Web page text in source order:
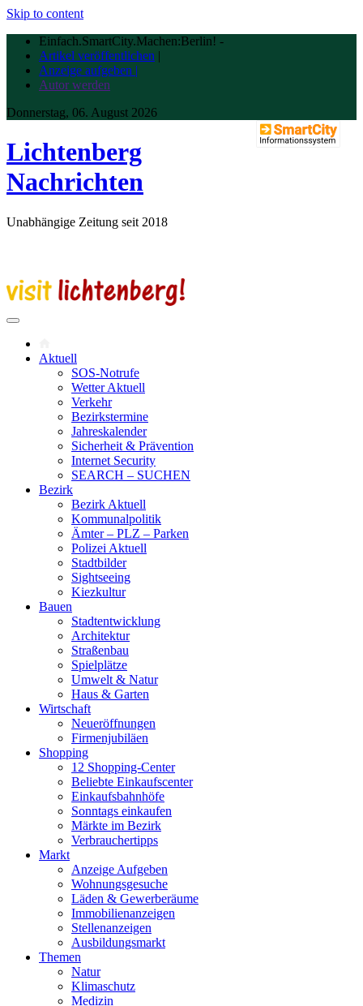
Skip to content
Einfach.SmartCity.Machen:Berlin! -
Artikel veröffentlichen |
Anzeige aufgeben |
Autor werden
Donnerstag, 06. August 2026
Lichtenberg
Nachrichten
Unabhängige Zeitung seit 2018
Aktuell
SOS-Notrufe
Wetter Aktuell
Verkehr
Bezirkstermine
Jahreskalender
Sicherheit & Prävention
Internet Security
SEARCH – SUCHEN
Bezirk
Bezirk Aktuell
Kommunalpolitik
Ämter – PLZ – Parken
Polizei Aktuell
Stadtbilder
Sightseeing
Kiezkultur
Bauen
Stadtentwicklung
Architektur
Straßenbau
Spielplätze
Umwelt & Natur
Haus & Garten
Wirtschaft
Neueröffnungen
Firmenjubiläen
Shopping
12 Shopping-Center
Beliebte Einkaufscenter
Einkaufsbahnhöfe
Sonntags einkaufen
Märkte im Bezirk
Verbrauchertipps
Markt
Anzeige Aufgeben
Wohnungsgesuche
Läden & Gewerberäume
Immobilienanzeigen
Stellenanzeigen
Ausbildungsmarkt
Themen
Natur
Klimaschutz
Medizin